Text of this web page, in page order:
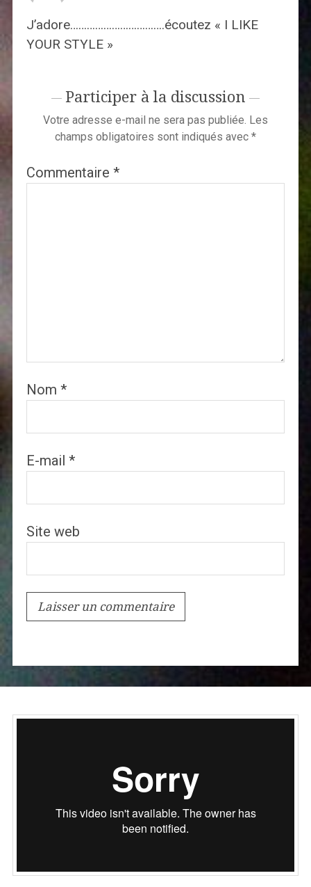
J’adore…………………………….écoutez « I LIKE
YOUR STYLE »
Participer à la discussion
Votre adresse e-mail ne sera pas publiée. Les
champs obligatoires sont indiqués avec *
Commentaire *
Nom *
E-mail *
Site web